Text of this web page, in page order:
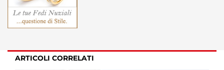
ARTICOLI CORRELATI